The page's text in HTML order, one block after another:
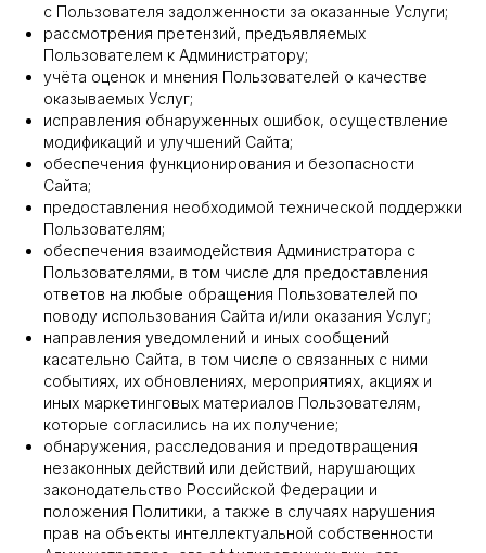
с Пользователя задолженности за оказанные Услуги;
рассмотрения претензий, предъявляемых
Пользователем к Администратору;
учёта оценок и мнения Пользователей о качестве
оказываемых Услуг;
исправления обнаруженных ошибок, осуществление
модификаций и улучшений Сайта;
обеспечения функционирования и безопасности
Сайта;
предоставления необходимой технической поддержки
Пользователям;
обеспечения взаимодействия Администратора с
Пользователями, в том числе для предоставления
ответов на любые обращения Пользователей по
поводу использования Сайта и/или оказания Услуг;
направления уведомлений и иных сообщений
касательно Сайта, в том числе о связанных с ними
событиях, их обновлениях, мероприятиях, акциях и
иных маркетинговых материалов Пользователям,
которые согласились на их получение;
обнаружения, расследования и предотвращения
незаконных действий или действий, нарушающих
законодательство Российской Федерации и
положения Политики, а также в случаях нарушения
прав на объекты интеллектуальной собственности